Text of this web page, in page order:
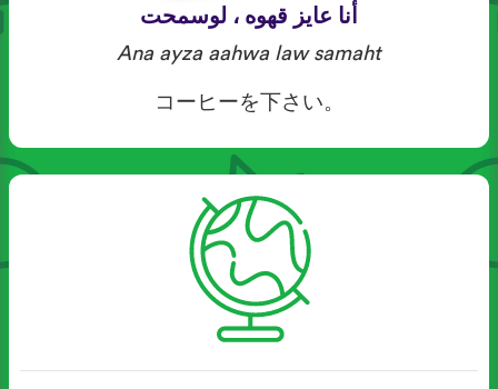
أنا عايز قهوه ، لوسمحت
Ana ayza aahwa law samaht
コーヒーを下さい。